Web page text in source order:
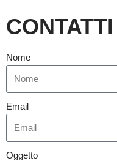
CONTATTI
Nome
Email
Oggetto